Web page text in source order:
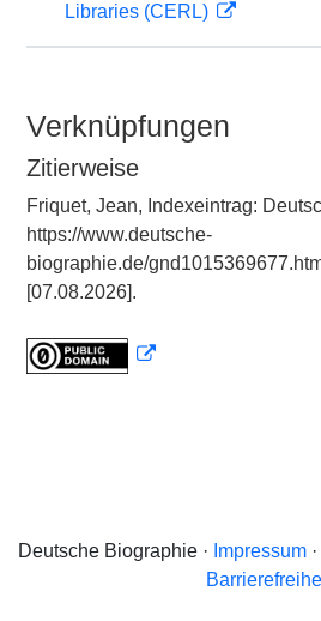
Libraries (CERL)
Verknüpfungen
Zitierweise
Friquet, Jean, Indexeintrag:
https://www.deutsche-
biographie.de/
[07.08.2026].
Deutsche Biographie · Impressum·